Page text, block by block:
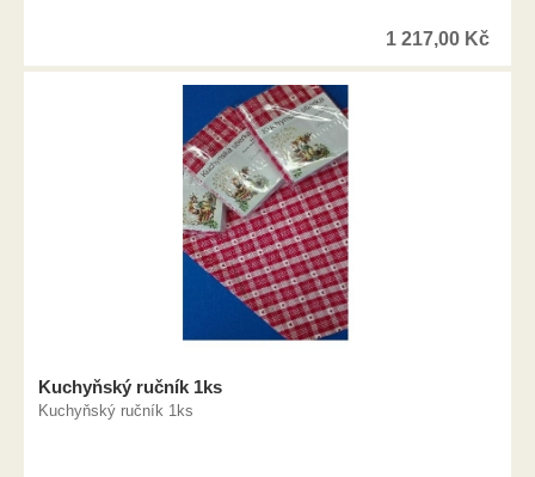
1 217,00 Kč
Kuchyňský ručník 1ks
Kuchyňský ručník 1ks